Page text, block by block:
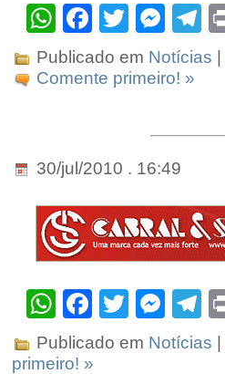
WhatsApp
Facebook
Twitter
Publicado em Notícias
Comente primeiro! »
30/jul/2010 . 16:49
WhatsApp
Facebook
Twitter
Publicado em Notícias
primeiro! »